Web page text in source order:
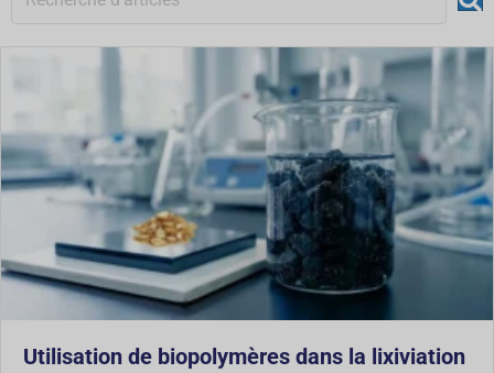
Utilisation de biopolymères dans la lixiviation